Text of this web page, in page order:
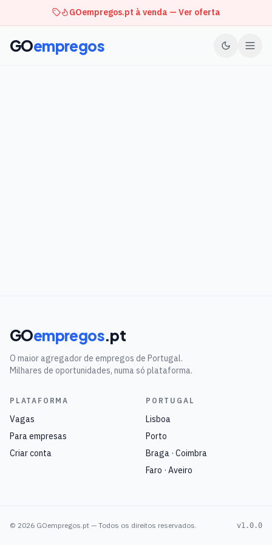
GOempregos.pt à venda — Ver oferta
GOempregos
GOempregos.pt
O maior agregador de empregos de Portugal.
Milhares de oportunidades, numa só plataforma.
PLATAFORMA
Vagas
Para empresas
Criar conta
PORTUGAL
Lisboa
Porto
Braga · Coimbra
Faro · Aveiro
© 2026 GOempregos.pt — Todos os direitos reservados. v1.0.0